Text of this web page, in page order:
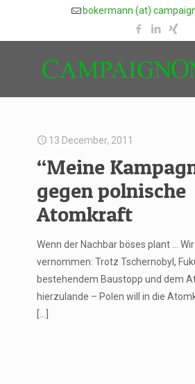
bokermann (at)
13.December, 2011
“Meine
gegen polnische
Atomkraft
Wenn der Nachbar böses plant …
vernommen: Trotz Tschernobyl,
bestehendem Baustopp und dem
hierzulande – Polen will in die